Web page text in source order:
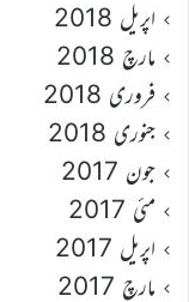
اپریل 2018
مارچ 2018
فروری 2018
جنوری 2018
جون 2017
مئی 2017
اپریل 2017
مارچ 2017